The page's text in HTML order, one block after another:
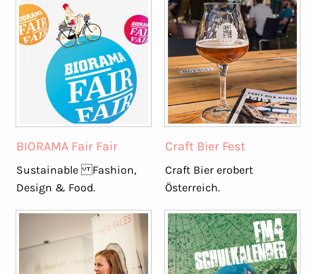
BIORAMA Fair Fair
Sustainable Fashion,
Design & Food.
Craft Bier Fest
Craft Bier erobert
Österreich.